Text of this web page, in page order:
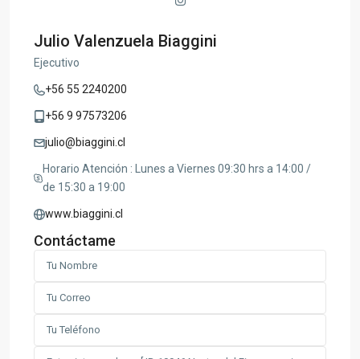
Julio Valenzuela Biaggini
Ejecutivo
+56 55 2240200
+56 9 97573206
julio@biaggini.cl
Horario Atención : Lunes a Viernes 09:30 hrs a 14:00 /
de 15:30 a 19:00
www.biaggini.cl
Contáctame